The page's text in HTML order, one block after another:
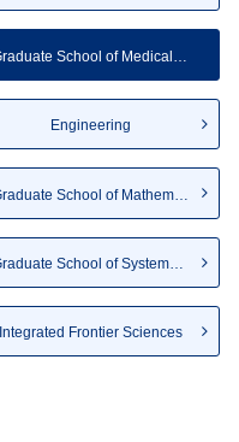
Engineering
Graduate School of Systems Li...
Integrated Frontier Sciences